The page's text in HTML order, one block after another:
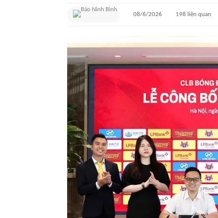
08/6/2026 198 liên quan